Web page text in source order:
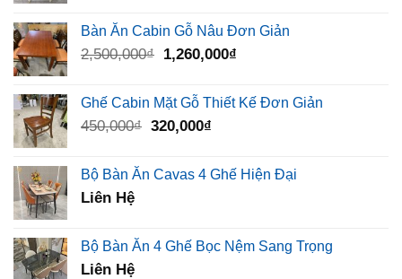
2,600,000₫.là:
Bàn Ăn Cabin Gỗ Nâu Đơn Giản
2,500,000₫ Giá
2,500,000₫.
1,260,000₫
là:
Ghế Cabin Mặt Gỗ Thiết Kế Đơn Giản
450,000₫ Giá
450,000₫.
320,000₫
là:
Bộ Bàn Ăn Cavas 4 Ghế Hiện Đại
Liên Hệ
Bộ Bàn Ăn 4 Ghế Bọc Nệm Sang Trọng
Liên Hệ